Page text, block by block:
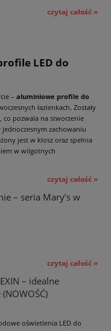
czytaj całość »
LED do
– aluminiowe profile do
łazienkach. Zostały
co pozwala na stworzenie
zachowaniu
jest w klosz oraz spełnia
w wilgotnych
czytaj całość »
– seria Mary’s w
czytaj całość »
– idealne
oświetlenia LED do